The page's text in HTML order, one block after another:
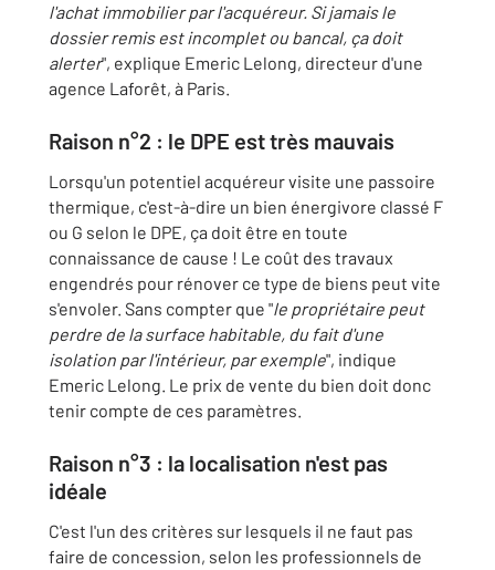
l'achat immobilier par l'acquéreur. Si jamais le
dossier remis est incomplet ou bancal, ça doit
alerter", explique Emeric Lelong, directeur d'une
agence Laforêt, à Paris.
Raison n°2 : le DPE est très mauvais
Lorsqu'un potentiel acquéreur visite une passoire
thermique, c'est-à-dire un bien énergivore classé F
ou G selon le DPE, ça doit être en toute
connaissance de cause ! Le coût des travaux
engendrés pour rénover ce type de biens peut vite
s'envoler. Sans compter que "le propriétaire peut
perdre de la surface habitable, du fait d'une
isolation par l'intérieur, par exemple", indique
Emeric Lelong. Le prix de vente du bien doit donc
tenir compte de ces paramètres.
Raison n°3 : la localisation n'est pas
idéale
C'est l'un des critères sur lesquels il ne faut pas
faire de concession, selon les professionnels de